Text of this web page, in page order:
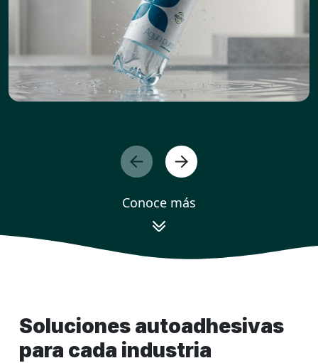
Conoce más
Soluciones autoadhesivas
para cada industria